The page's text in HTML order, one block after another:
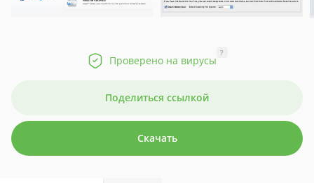
Проверено на вирусы
?
Поделиться ссылкой
Скачать